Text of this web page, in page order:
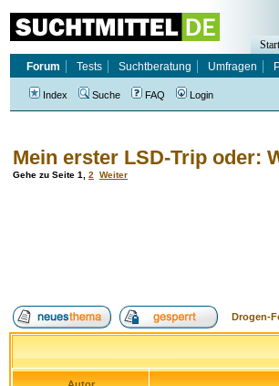
Mein erster LSD-Trip oder:
Gehe zu Seite 1 2 Weiter
Drogen-
Forum
Tests Suchtberatung Umfragen
Index Suche FAQ Login